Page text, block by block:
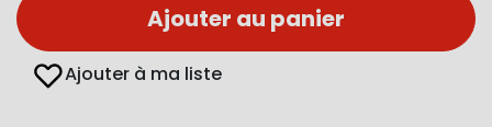
Ajouter au panier
Ajouter à ma liste